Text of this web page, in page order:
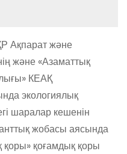
Ақпарат және
және «Азаматтық
КЕАҚ
экологиялық
шаралар кешенін
жобасы аясында
қоры» қоғамдық қоры